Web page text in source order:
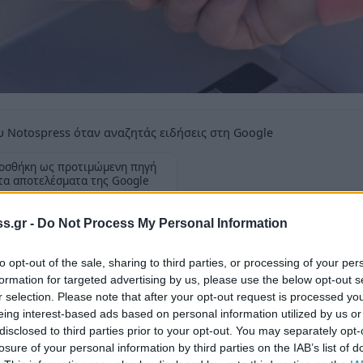
- Do Not Process My Personal Information
opt-out of the sale, sharing to third parties, or processing of your
for targeted advertising by us, please use the below opt-out
selection. Please note that after your opt-out request is processed
interest-based ads based on personal information utilized by us
to third parties prior to your opt-out. You may separately
of your personal information by third parties on the IAB’s list of
όταν αναζητάς ειδήσεις στη Google
ως προτιμώμενη πηγή
αποτελέσματα της Google
το ποσό των 238,7 εκατ. ευρώ
σύμφωνα με το ρεπορτάζ του ypaithros.gr–
Αποζημίωσης του 2024, στους λογαριασμούς